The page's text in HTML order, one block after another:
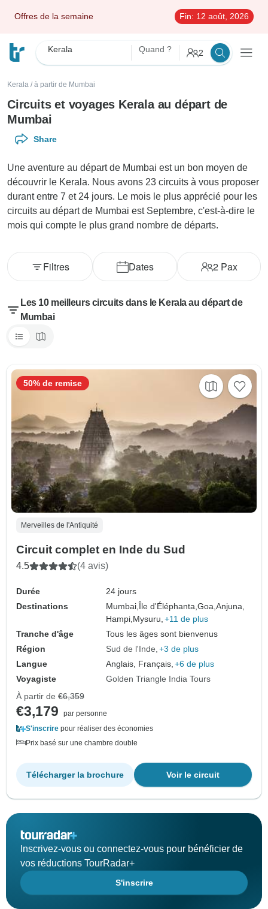
Offres de la semaine Fin: 12 août, 2026
Kerala Quand ? 2
Kerala / à partir de Mumbai
Circuits et voyages Kerala au départ de
Mumbai
Share
Une aventure au départ de Mumbai est un bon moyen de
découvrir le Kerala. Nous avons 23 circuits à vous proposer
durant entre 7 et 24 jours. Le mois le plus apprécié pour les
circuits au départ de Mumbai est Septembre, c'est-à-dire le
mois qui compte le plus grand nombre de départs.
Dates 2Pax
Filtres
Les 10 meilleurs circuits dans le Kerala au départ de
Mumbai
Merveilles de l'Antiquité
Circuit complet en Inde du Sud
4.5 (4 avis)
Durée
24 jours
Destinations
Mumbai, Île d'Éléphanta,Goa,Anjuna,
Hampi, Mysuru, +11 de plus
Tranche d'âge
Tous les âges sont bienvenus
Région
Sud de l'Inde +3 de plus
Langue
Anglais, Français, +6 de plus
Voyagiste
Golden Triangle India Tours
50% de remise
À partir de €6,359
€3,179
par personne
S'inscrire pour réaliser des économies
Prix basé sur une chambre double
Voir le circuit
Télécharger la brochure
Inscrivez-vous ou connectez-vous pour bénéficier de
vos réductions TourRadar+
S'inscrire